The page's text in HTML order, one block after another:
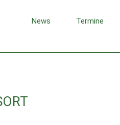
News Termine